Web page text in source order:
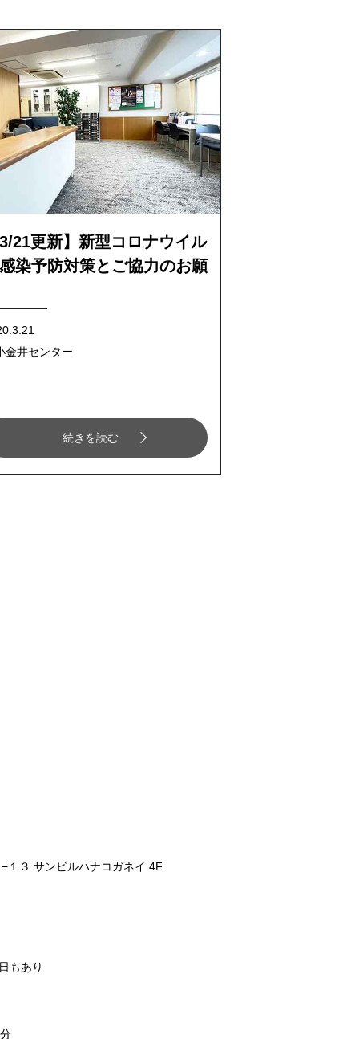
21更新】新型コロナウイル
染予防対策とご協力のお願
金井センター
続きを読む
１３ サンビルハナコガネイ 4F
もあり